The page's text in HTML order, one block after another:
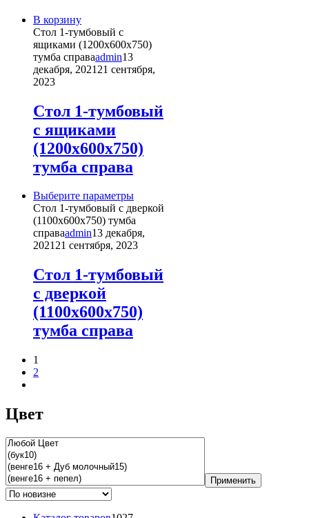
В корзину
Стол 1-тумбовый с
ящиками (1200х600х750)
тумба справаadmin13
декабря, 2021 21 сентября,
2023
Стол 1-тумбовый
с ящиками
(1200х600х750)
тумба справа
Выберите параметрыЭтот
товар
имеет
несколько
вариаций.
можно
выбрать
странице
товара.
Стол 1-тумбовый с дверкой
(1100х600х750) тумба
справаadmin13 декабря,
202121 сентября, 2023
Стол 1-тумбовый
с дверкой
(1100х600х750)
тумба справа
1
2
Цвет
Применить